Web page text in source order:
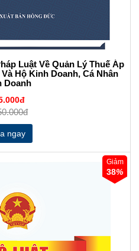
Luật Về Quản Lý Thuế Áp
Hộ Kinh Doanh, Cá Nhân
Doanh
Giảm
38%